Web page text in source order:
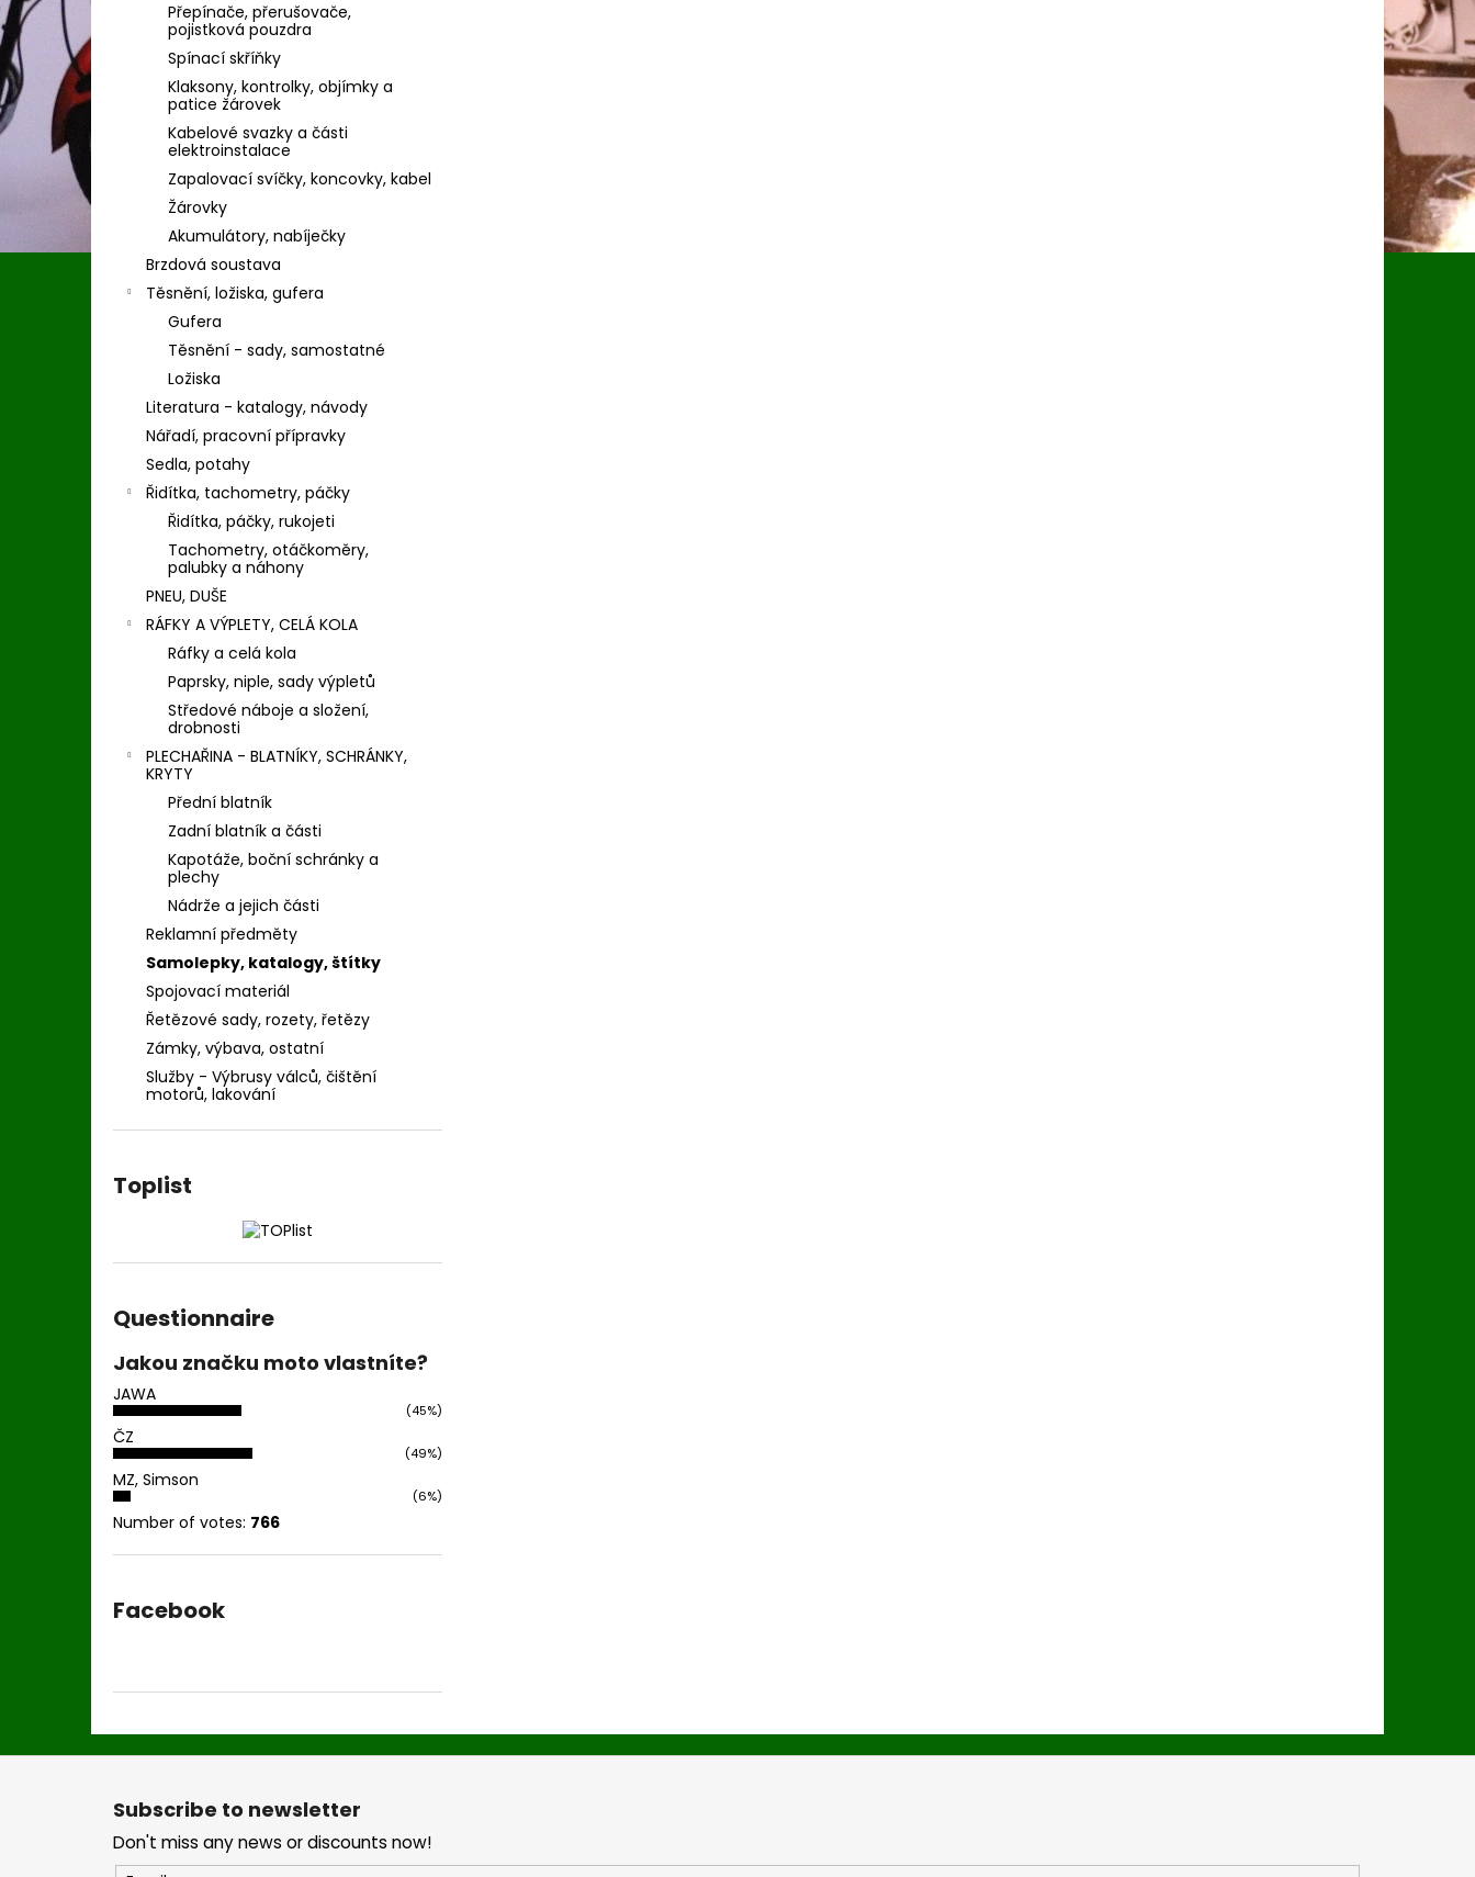
Přepínače, přerušovače,
pojistková pouzdra
Spínací skříňky
Klaksony, kontrolky, objímky a
patice žárovek
Kabelové svazky a části
elektroinstalace
Zapalovací svíčky, koncovky, kabel
Žárovky
Akumulátory, nabíječky
Brzdová soustava
Těsnění, ložiska, gufera
Gufera
Těsnění - sady, samostatné
Ložiska
Literatura - katalogy, návody
Nářadí, pracovní přípravky
Sedla, potahy
Řidítka, tachometry, páčky
Řidítka, páčky, rukojeti
Tachometry, otáčkoměry,
palubky a náhony
PNEU, DUŠE
RÁFKY A VÝPLETY, CELÁ KOLA
Ráfky a celá kola
Paprsky, niple, sady výpletů
Středové náboje a složení,
drobnosti
PLECHAŘINA - BLATNÍKY, SCHRÁNKY,
KRYTY
Přední blatník
Zadní blatník a části
Kapotáže, boční schránky a
plechy
Nádrže a jejich části
Reklamní předměty
Samolepky, katalogy, štítky
Spojovací materiál
Řetězové sady, rozety, řetězy
Zámky, výbava, ostatní
Služby - Výbrusy válců, čištění
motorů, lakování
Toplist
Questionnaire
Jakou značku moto vlastníte?
JAWA
(45%)
ČZ
(49%)
MZ, Simson
(6%)
Number of votes: 766
Facebook
F
Subscribe to newsletter
Don't miss any news or discounts now!